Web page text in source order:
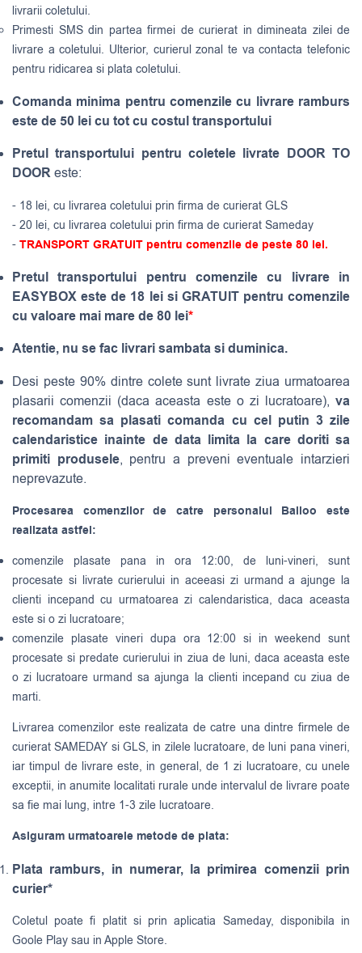
livrarii coletului.
Primesti SMS din partea firmei de curierat in dimineata zilei de
livrare a coletului. Ulterior, curierul zonal te va contacta telefonic
pentru ridicarea si plata coletului.
Comanda minima pentru comenzile cu livrare ramburs
este de 50 lei cu tot cu costul transportului
Pretul transportului pentru coletele livrate DOOR TO
DOOReste:
- 18 lei, cu livrarea coletului prin firma de curierat GLS
- 20 lei, cu livrarea coletului prin firma de curierat Sameday
- TRANSPORT GRATUIT pentru comenzile de peste 80 lei.
Pretul transportului pentru comenzile cu livrare in
EASYBOX este de 18 lei si GRATUIT pentru comenzile
cu valoare mai mare de 80 lei*
Atentie, nu se fac livrari sambata si duminica.
Desi peste 90% dintre colete sunt livrate ziua urmatoarea
plasarii comenzii (daca aceasta este o zi lucratoare), va
recomandam sa plasati comanda cu cel putin 3 zile
calendaristice inainte de data limita la care doriti sa
primiti produsele, pentru a preveni eventuale intarzieri
neprevazute.
Procesarea comenzilor de catre personalul Balloo este
realizata astfel:
comenzile plasate pana in ora 12:00, de luni-vineri, sunt
procesate si livrate curierului in aceeasi zi urmand a ajunge la
clienti incepand cu urmatoarea zi calendaristica, daca aceasta
este si o zi lucratoare;
comenzile plasate vineri dupa ora 12:00 si in weekend sunt
procesate si predate curierului in ziua de luni, daca aceasta este
o zi lucratoare urmand sa ajunga la clienti incepand cu ziua de
marti.
Livrarea comenzilor este realizata de catre una dintre firmele de
curieratSAMEDAY si GLS, in zilele lucratoare, de luni pana vineri,
iar timpul de livrare este, in general, de 1 zi lucratoare, cu unele
exceptii, in anumite localitati rurale unde intervalul de livrare poate
sa fie mai lung, intre 1-3 zile lucratoare.
Asiguram urmatoarele metode de plata:
Plata ramburs, in numerar, la primirea comenzii prin
curier*
Coletul poate fi platit si prin aplicatia Sameday, disponibila in
Goole Play sau in Apple Store.